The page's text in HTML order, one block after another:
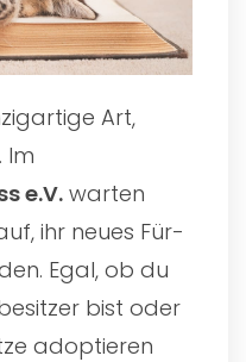
Art,
Im
e.V. warten
ihr neues Für-
Egal, ob du
bist oder
adoptieren